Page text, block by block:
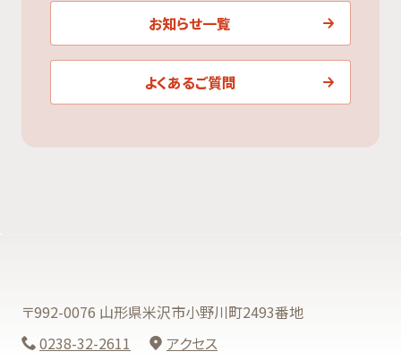
お知らせ一覧
よくあるご質問
〒992-0076 山形県米沢市小野川町2493番地
0238-32-2611
アクセス